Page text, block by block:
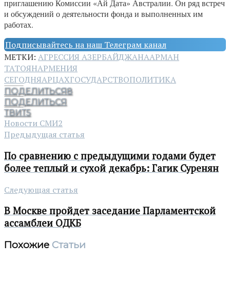
приглашению Комиссии «Ай Дата» Австралии. Он ряд встреч
и обсуждений о деятельности фонда и выполненных им
работах.
Подписывайтесь на наш Телеграм канал
МЕТКИ: АГРЕССИЯ АЗЕРБАЙДЖАНААРМАН
ТАТОЯНАРМЕНИЯ
СЕГОДНЯАРЦАХГОСУДАРСТВОПОЛИТИКА
ПОДЕЛИТЬСЯ8
ПОДЕЛИТЬСЯ
ТВИТ5
Новости СМИ2
Предыдущая статья
По сравнению с предыдущими годами будет
более теплый и сухой декабрь: Гагик Суренян
Следующая статья
В Москве пройдет заседание Парламентской
ассамблеи ОДКБ
Похожие Статьи